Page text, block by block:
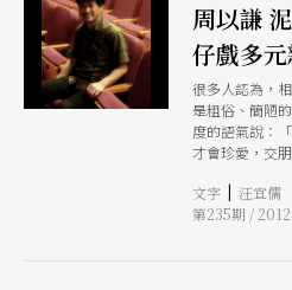
周以謙
仔戲多
很多人認為，
是粗俗、簡陋
度的語氣說：
才會珍愛，交
素的特性，就
文字 | 汪宜儒
第235期 /